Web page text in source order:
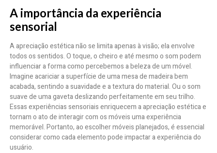
A importância da experiência
sensorial
A apreciação estética não se limita apenas à visão; ela envolve
todos os sentidos. O toque, o cheiro e até mesmo o som podem
influenciar a forma como percebemos a beleza de um móvel.
Imagine acariciar a superfície de uma mesa de madeira bem
acabada, sentindo a suavidade e a textura do material. Ou o som
suave de uma gaveta deslizando perfeitamente em seu trilho.
Essas experiências sensoriais enriquecem a apreciação estética e
tornam o ato de interagir com os móveis uma experiência
memorável. Portanto, ao escolher móveis planejados, é essencial
considerar como cada elemento pode impactar a experiência do
usuário.